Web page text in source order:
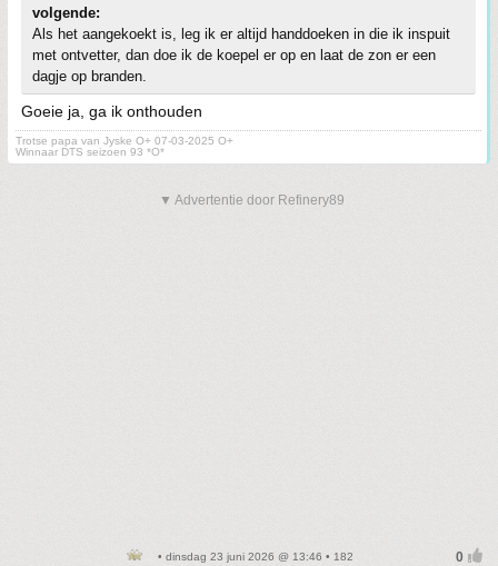
volgende:
Als het aangekoekt is, leg ik er altijd handdoeken in die ik inspuit
met ontvetter, dan doe ik de koepel er op en laat de zon er een
dagje op branden.
Goeie ja, ga ik onthouden
Trotse papa van Jyske O+ 07-03-2025 O+
Winnaar DTS seizoen 93 *O*
▼ Advertentie door Refinery89
• dinsdag 23 juni 2026 @ 13:46 • 182